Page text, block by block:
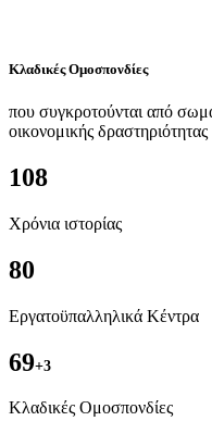
Κλαδικές Ομοσπονδίες
που συγκροτούνται από
οικονομικής δραστηριότητας
108
Χρόνια ιστορίας
80
Εργατοϋπαλληλικά Κέντρα
69+3
Kλαδικές Ομοσπονδίες